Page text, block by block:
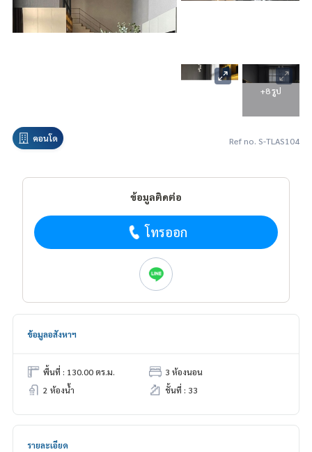
+8 รูป
คอนโด Ref no. S-TLAS104
ข้อมูลติดต่อ
โทรออก
ข้อมูลอสังหาฯ
พื้นที่ : 130.00 ตร.ม.
3 ห้องนอน
2 ห้องน้ำ
ชั้นที่ : 33
รายละเอียด